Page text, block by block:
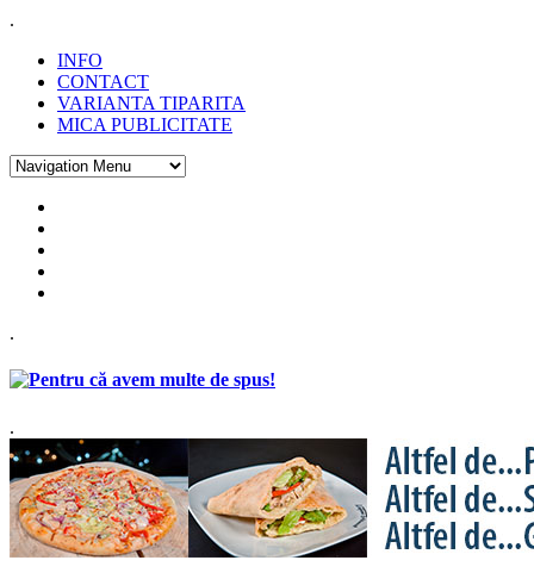
.
INFO
CONTACT
VARIANTA TIPARITA
MICA PUBLICITATE
.
.